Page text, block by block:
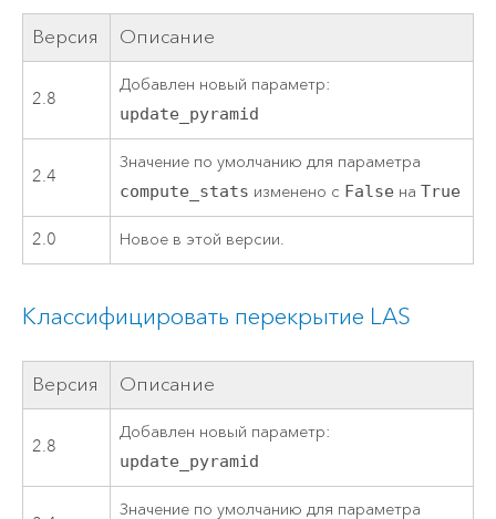
Версия Описание
2.8
Добавлен новый параметр:
update_pyramid
2.4
Значение по умолчанию для параметра
compute_stats изменено с False наTrue
2.0 Новое в этой версии.
Классифицировать перекрытие LAS
Версия Описание
2.8
Добавлен новый параметр:
update_pyramid
Значение по умолчанию для параметра